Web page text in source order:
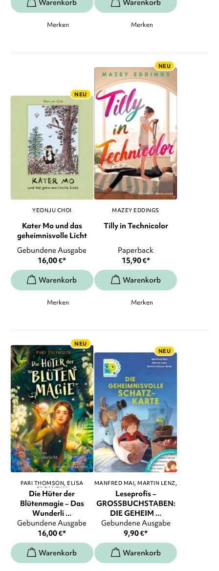
Merken Merken
NEU
YEONJU CHOI
Kater Mo und das
geheimnisvolle Licht
Gebundene Ausgabe
16,00€*
Merken
NEU
MAZEY EDDINGS
Tilly in Technicolor
Paperback
15,90€*
Merken
NEU
PARI THOMSON ELISA
PAGANELLI
Die Hüter der
Blütenmagie – Das
Wunderli ...
Gebundene Ausgabe
16,00€*
NEU
MANFRED MAI MARTIN LENZ,
...
Leseprofis –
GROSSBUCHSTABEN:
DIE GEHEIM ...
Gebundene Ausgabe
9,90€*